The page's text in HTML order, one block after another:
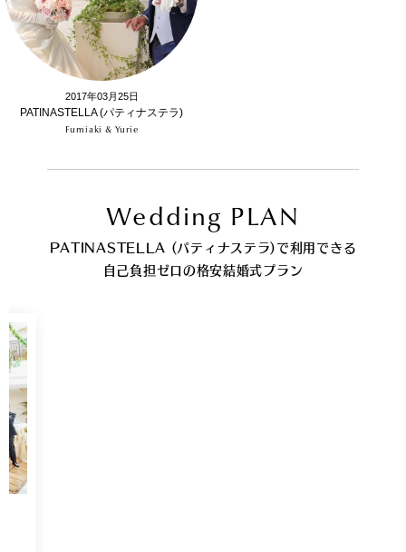
2017年03月25日
PATINASTELLA (パティナステラ)
Fumiaki & Yurie
Wedding PLAN
PATINASTELLA (パティナステラ)で利用できる
自己負担ゼロの格安結婚式プラン